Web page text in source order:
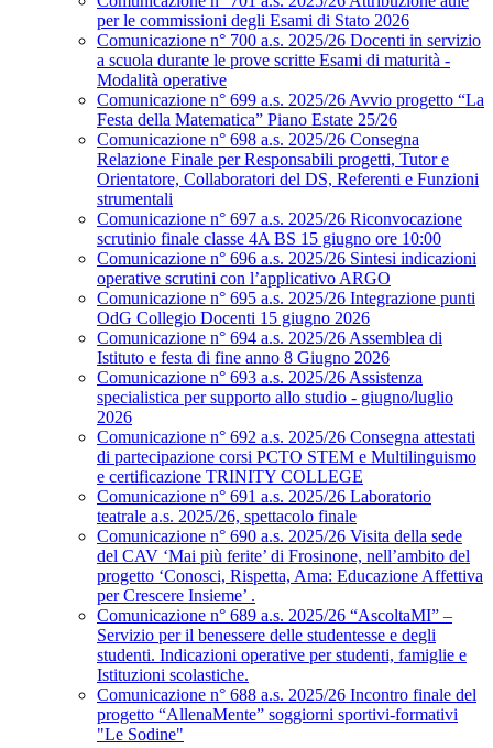
per le commissioni degli Esami di Stato 2026
Comunicazione n° 700 a.s. 2025/26 Docenti in servizio
a scuola durante le prove scritte Esami di maturità -
Modalità operative
Comunicazione n° 699 a.s. 2025/26 Avvio progetto “La
Festa della Matematica” Piano Estate 25/26
Comunicazione n° 698 a.s. 2025/26 Consegna
Relazione Finale per Responsabili progetti, Tutor e
Orientatore, Collaboratori del DS, Referenti e Funzioni
strumentali
Comunicazione n° 697 a.s. 2025/26 Riconvocazione
scrutinio finale classe 4A BS 15 giugno ore 10:00
Comunicazione n° 696 a.s. 2025/26 Sintesi indicazioni
operative scrutini con l’applicativo ARGO
Comunicazione n° 695 a.s. 2025/26 Integrazione punti
OdG Collegio Docenti 15 giugno 2026
Comunicazione n° 694 a.s. 2025/26 Assemblea di
Istituto e festa di fine anno 8 Giugno 2026
Comunicazione n° 693 a.s. 2025/26 Assistenza
specialistica per supporto allo studio - giugno/luglio
2026
Comunicazione n° 692 a.s. 2025/26 Consegna attestati
di partecipazione corsi PCTO STEM e Multilinguismo
e certificazione TRINITY COLLEGE
Comunicazione n° 691 a.s. 2025/26 Laboratorio
teatrale a.s. 2025/26, spettacolo finale
Comunicazione n° 690 a.s. 2025/26 Visita della sede
del CAV ‘Mai più ferite’ di Frosinone, nell’ambito del
progetto ‘Conosci, Rispetta, Ama: Educazione Affettiva
per Crescere Insieme’ .
Comunicazione n° 689 a.s. 2025/26 “AscoltaMI” –
Servizio per il benessere delle studentesse e degli
studenti. Indicazioni operative per studenti, famiglie e
Istituzioni scolastiche.
Comunicazione n° 688 a.s. 2025/26 Incontro finale del
progetto “AllenaMente” soggiorni sportivi‑formativi
"Le Sodine"